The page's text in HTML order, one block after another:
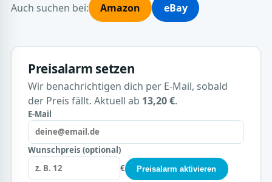
Auch suchen bei: Amazon eBay
Preisalarm setzen
Wir benachrichtigen dich per E-Mail, sobald
der Preis fällt. Aktuell ab 13,20 €.
E-Mail
Wunschpreis (optional)
€
Preisalarm aktivieren